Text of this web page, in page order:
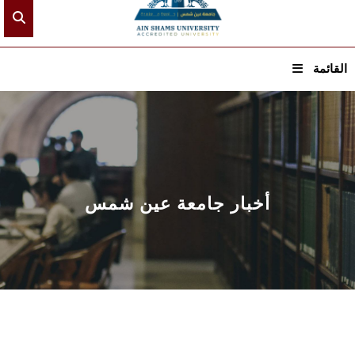
القائمة
الرئيسيـة
عن الجامعة
القطاعـات
الشئون الأكاديمية
البحث العلمي
أخبار جامعة عين شمس